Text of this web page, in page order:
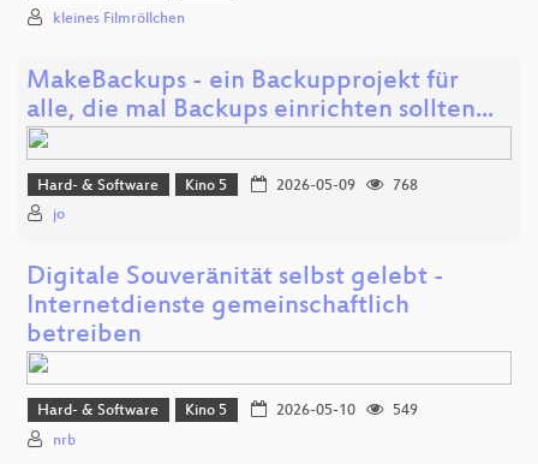
kleines Filmröllchen
MakeBackups - ein Backupprojekt für
alle, die mal Backups einrichten sollten...
Hard- & Software Kino 5 2026-05-09
768
jo
Digitale Souveränität selbst gelebt -
Internetdienste gemeinschaftlich
betreiben
Hard- & Software Kino 5 2026-05-10
549
nrb